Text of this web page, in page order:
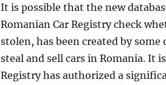
It is possible that the new
Romanian Car Registry check
stolen, has been created by
steal and sell cars in Romania. It
Registry has authorized a